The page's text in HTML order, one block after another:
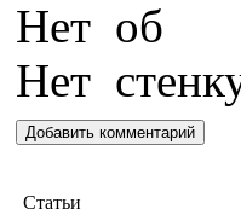
Статьи